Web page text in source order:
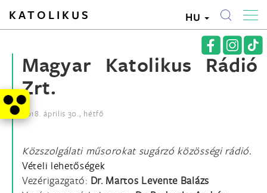
KATOLIKUS HU
Magyar Katolikus Rádió
Zrt.
2018. április 30., hétfő
Közszolgálati műsorokat sugárzó közösségi rádió.
Vételi lehetőségek
Vezérigazgató: Dr. Martos Levente Balázs